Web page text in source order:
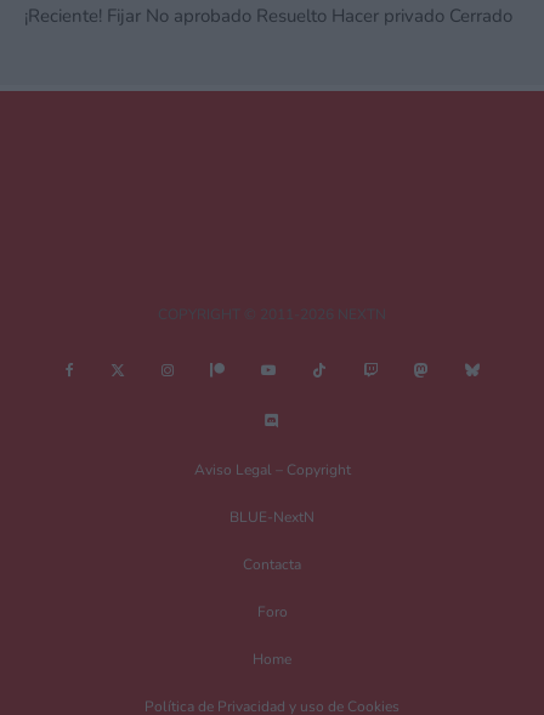
¡Reciente! Fijar No aprobado Resuelto Hacer privado Cerrado
Aviso Legal – Copyright
BLUE-NextN
Contacta
Foro
Home
Política de Privacidad y uso de Cookies